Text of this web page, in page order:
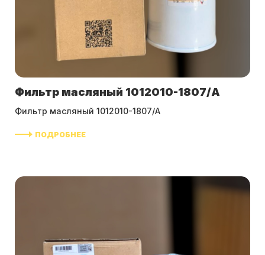
Фильтр масляный 1012010-1807/A
Фильтр масляный 1012010-1807/A
ПОДРОБНЕЕ